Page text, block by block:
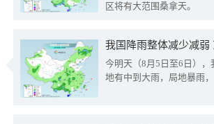
区将有大范围桑拿天。
我国降雨整体减少减弱
今明天（8月5日至6日）
地有中到大雨，局地暴雨